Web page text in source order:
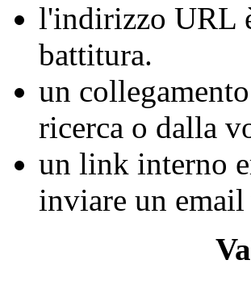
l'indirizzo URL
battitura.
un
ricerca o dalla
un link interno
inviare un